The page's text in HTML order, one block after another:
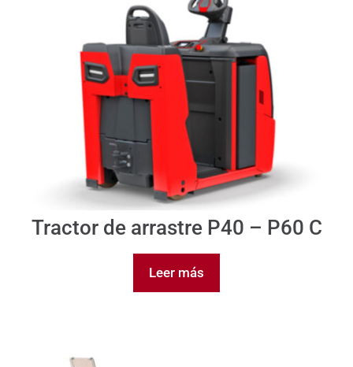
Tractor de arrastre P40 – P60 C
Leer más